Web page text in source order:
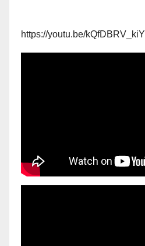
https://youtu.be/kQfDBRV_kiY